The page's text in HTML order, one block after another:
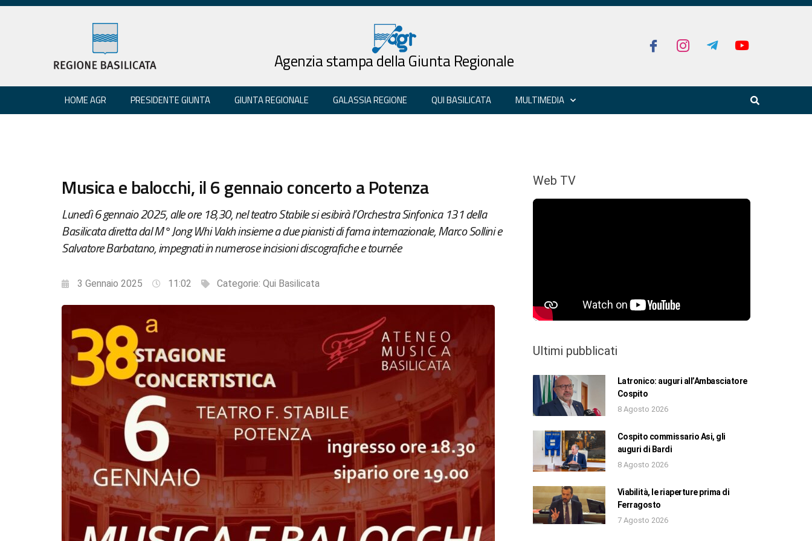
Agenzia stampa della Giunta Regionale
HOME AGR PRESIDENTE GIUNTA GIUNTA REGIONALE GALASSIA REGIONE QUI BASILICATA MULTIMEDIA
Musica e balocchi, il 6 gennaio concerto a Potenza
Lunedì 6 gennaio 2025, alle ore 18,30, nel teatro Stabile si esibirà l’Orchestra Sinfonica 131 della
Basilicata diretta dal M° Jong Whi Vakh insieme a due pianisti di fama internazionale, Marco Sollini e
Salvatore Barbatano, impegnati in numerose incisioni discografiche e tournée
3 Gennaio 2025 11:02 Categorie: Qui Basilicata
Web TV
Ultimi pubblicati
Latronico: auguri all’Ambasciatore
Cospito
8 Agosto 2026
Cospito commissario Asi, gli
auguri di Bardi
8 Agosto 2026
Viabilità, le riaperture prima di
Ferragosto
7 Agosto 2026